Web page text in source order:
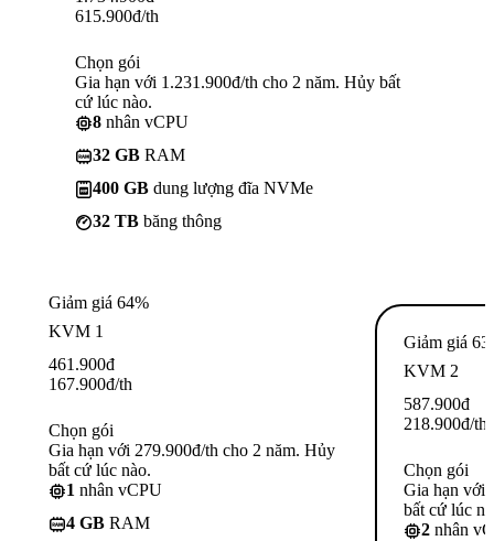
615.900đ/th
Chọn gói
Gia hạn với 1.231.900đ/th cho 2 năm. Hủy bất
cứ lúc nào.
8 nhân vCPU
32 GB RAM
400 GB dung lượng đĩa NVMe
32 TB băng thông
Giảm giá 64%
KVM 1
461.900đ
167.900đ/th
Chọn gói
Gia hạn với 279.900đ/th cho 2 năm. Hủy
bất cứ lúc nào.
1 nhân vCPU
4 GB RAM
Giảm giá
KVM 2
587.900đ
218.900đ/th
Chọn gói
Gia hạn với
bất cứ lúc
2 nhân